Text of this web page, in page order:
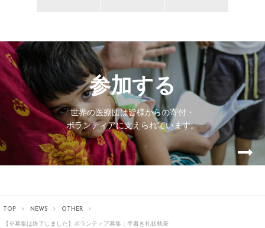
参加する
世界の医療団は皆様からの寄付・
ボランティアに支えられています。
TOP NEWS OTHER
【※募集は終了しました】 ボランティア募集：手書き礼状執筆